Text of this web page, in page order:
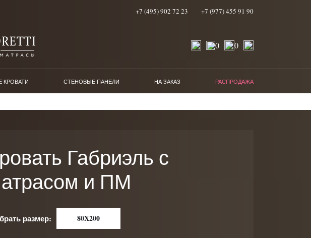
+7 (495) 902 72 23 +7 (977) 455 91 90
0 0
КРОВАТИ СТЕНОВЫЕ ПАНЕЛИ НА ЗАКАЗ РАСПРОДАЖА
Габриэль с
и ПМ
размер: 80X200